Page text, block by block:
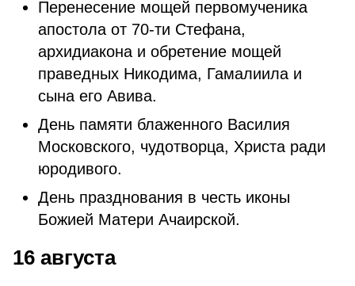
Перенесение мощей первомученика
апостола от 70-ти Стефана,
архидиакона и обретение мощей
праведных Никодима, Гамалиила и
сына его Авива.
День памяти блаженного Василия
Московского, чудотворца, Христа ради
юродивого.
День празднования в честь иконы
Божией Матери Ачаирской.
16 августа